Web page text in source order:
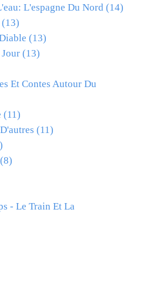
L'espagne Du Nord (14)
(13)
(13)
(13)
Et Contes Autour Du
(11)
(11)
(8)
- Le Train Et La